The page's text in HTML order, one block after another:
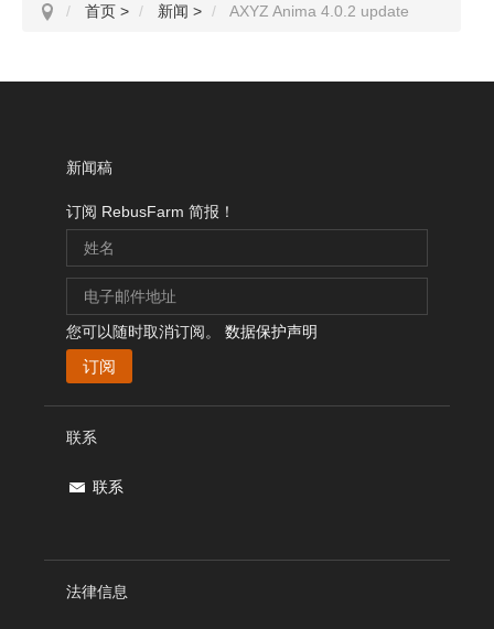
首页 > 新闻 > AXYZ Anima 4.0.2 update
新闻稿
订阅 RebusFarm 简报！
您可以随时取消订阅。 数据保护声明
联系
联系
法律信息